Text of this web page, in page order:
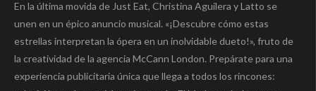
En la última movida de Just Eat, Christina Aguilera y Latto se
unen en un épico anuncio musical. «¡Descubre cómo estas
estrellas interpretan la ópera en un inolvidable dueto!», fruto de
la creatividad de la agencia McCann London. Prepárate para una
experiencia publicitaria única que llega a todos los rincones: